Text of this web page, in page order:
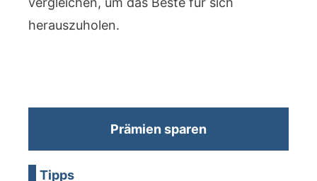
herauszuholen.
Prämien sparen
Tipps